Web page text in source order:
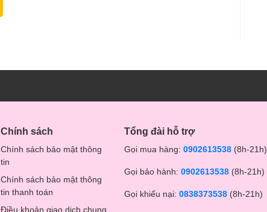
Chính sách
Chính sách bảo mật thông
tin
Chính sách bảo mật thông
tin thanh toán
Điều khoản giao dịch chung
Tổng đài hỗ trợ
Gọi mua hàng: 0902613538 (8h-21h)
Gọi bảo hành: 0902613538 (8h-21h)
Gọi khiếu nại: 0838373538 (8h-21h)